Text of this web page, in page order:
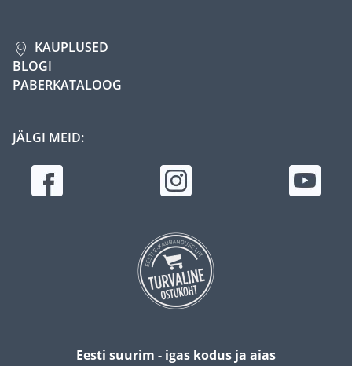
KAUPLUSED
BLOGI
PABERKATALOOG
JÄLGI MEID:
Eesti suurim - igas kodus ja aias